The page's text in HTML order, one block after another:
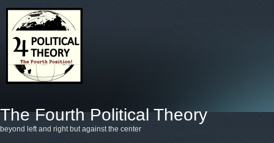
The Fourth Political Theory
beyond left and right but against the center